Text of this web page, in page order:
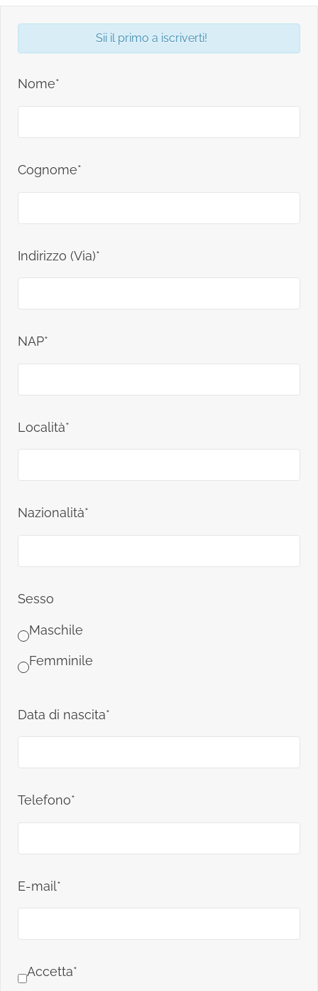
Sii il primo a iscriverti!
Nome*
Cognome*
Indirizzo (Via)*
NAP*
Località*
Nazionalità*
Sesso
Maschile
Femminile
Data di nascita*
Telefono*
E-mail*
Accetta*